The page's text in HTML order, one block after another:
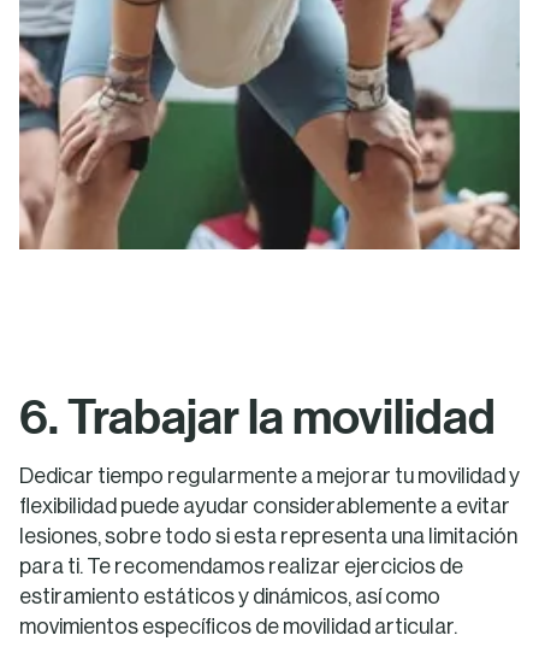
6. Trabajar la movilidad
Dedicar tiempo regularmente a mejorar tu movilidad y
flexibilidad puede ayudar considerablemente a evitar
lesiones, sobre todo si esta representa una limitación
para ti. Te recomendamos realizar ejercicios de
estiramiento estáticos y dinámicos, así como
movimientos específicos de movilidad articular.